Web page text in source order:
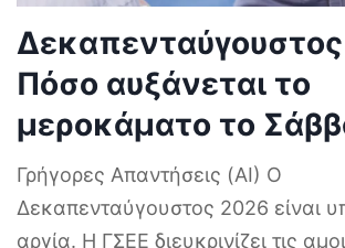
Πόσο αυξάνεται το
μεροκάματο το
Γρήγορες Απαντήσεις (AI) Ο
Δεκαπενταύγουστος 2026 είναι
αργία. Η ΓΣΕΕ διευκρινίζει τις